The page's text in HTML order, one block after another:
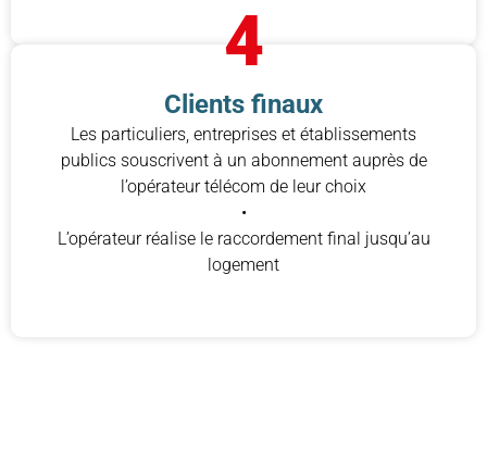
4
Clients finaux
Les particuliers, entreprises et établissements
publics souscrivent à un abonnement auprès de
l’opérateur télécom de leur choix
•
L’opérateur réalise le raccordement final jusqu’au
logement